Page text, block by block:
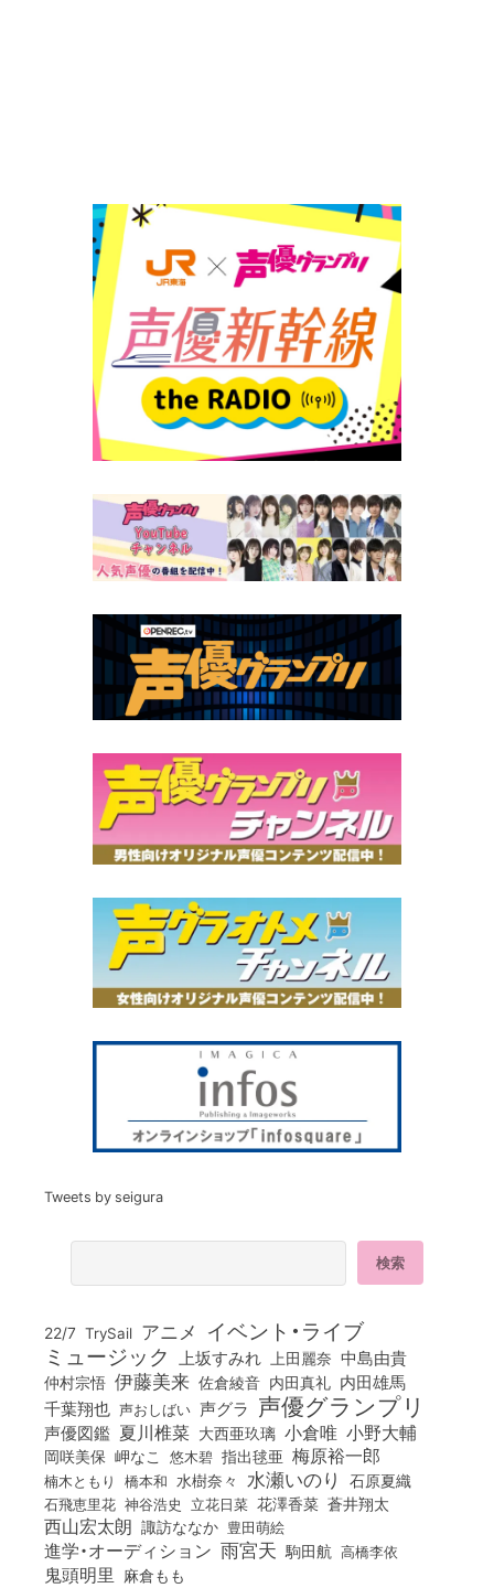
Tweets by seigura
22/7 TrySail アニメ イベント・ライブ
ミュージック 上坂すみれ 上田麗奈 中島由貴
仲村宗悟 伊藤美来 佐倉綾音 内田真礼 内田雄馬
千葉翔也 声おしばい 声グラ 声優グランプリ
声優図鑑 夏川椎菜 大西亜玖璃 小倉唯 小野大輔
岡咲美保 岬なこ 悠木碧 指出毬亜 梅原裕一郎
楠木ともり 橋本和 水樹奈々 水瀬いのり 石原夏織
石飛恵里花 神谷浩史 立花日菜 花澤香菜 蒼井翔太
西山宏太朗 諏訪ななか 豊田萌絵
進学・オーディション 雨宮天 駒田航 高橋李依
鬼頭明里 麻倉もも